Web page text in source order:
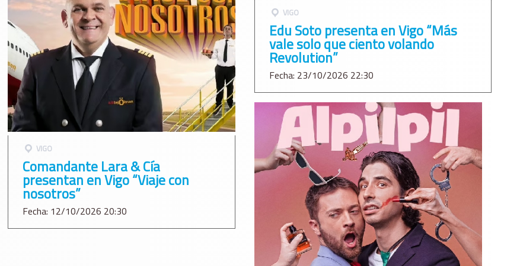
VIGO
Comandante Lara & Cía
presentan en Vigo “Viaje con
nosotros”
Fecha: 12/10/2026 20:30
VIGO
Edu Soto presenta en Vigo “Más
vale solo que ciento volando
Revolution”
Fecha: 23/10/2026 22:30